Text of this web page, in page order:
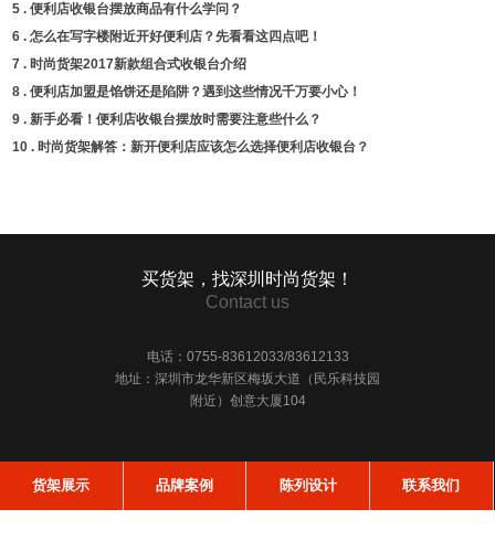
5 .便利店收银台摆放商品有什么学问？
6 .怎么在写字楼附近开好便利店？先看看这四点吧！
7 . 时尚货架2017新款组合式收银台介绍
8 .便利店加盟是馅饼还是陷阱？遇到这些情况千万要小心！
9 .新手必看！便利店收银台摆放时需要注意些什么？
10 . 时尚货架解答：新开便利店应该怎么选择便利店收银台？
买货架，找深圳时尚货架！
Contact us
电话：0755-83612033/83612133
地址：深圳市龙华新区梅坂大道（民乐科技园
附近）创意大厦104
货架展示 品牌案例 陈列设计 联系我们